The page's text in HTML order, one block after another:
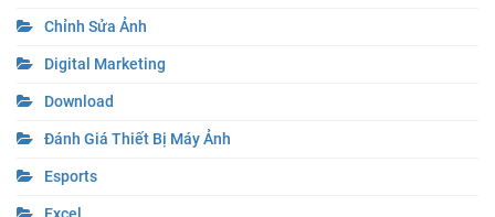
Chỉnh Sửa Ảnh
Digital Marketing
Download
Đánh Giá Thiết Bị Máy Ảnh
Esports